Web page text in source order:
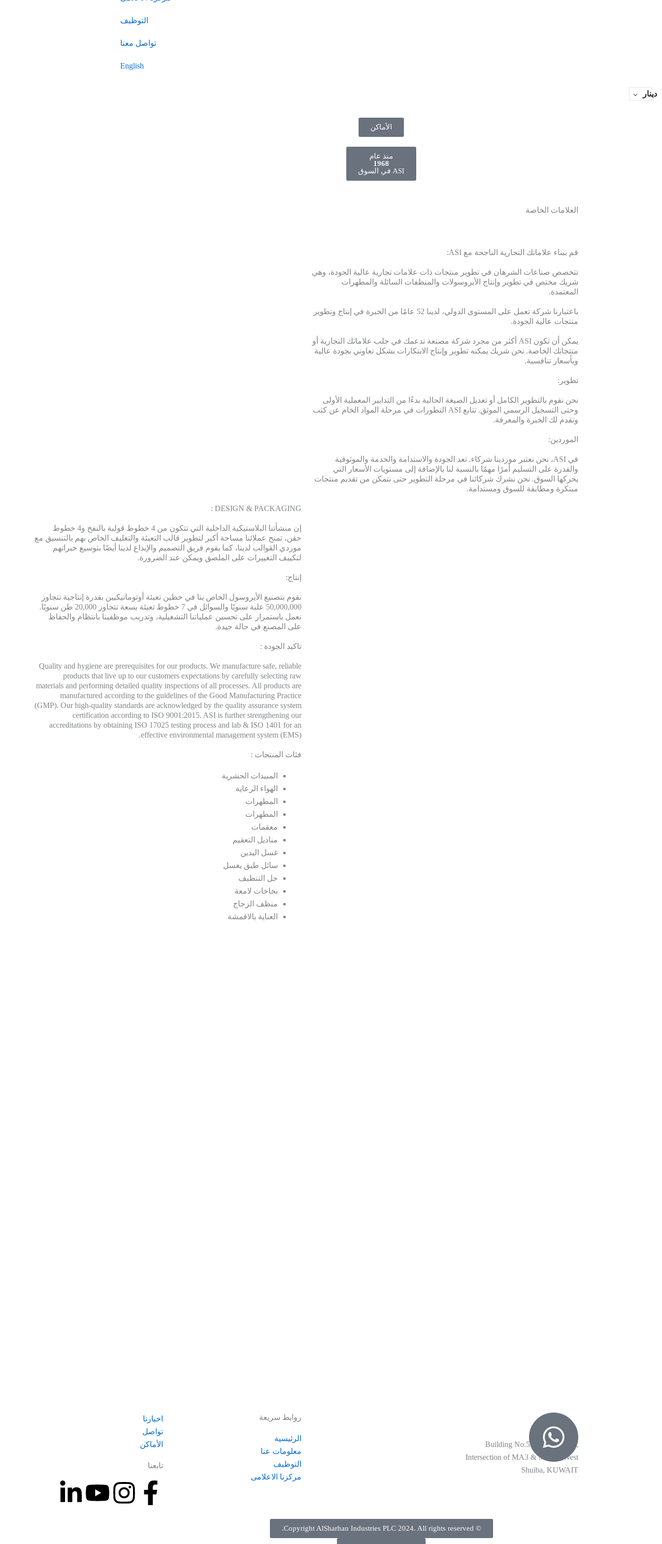
التوظيف
تواصل معنا
English
دينار
الأماكن
منذ عام
1968
ASI في السوق
العلامات الخاصة
قم ببناء علاماتك التجارية الناجحة مع ASI:
تتخصص صناعات الشرهان في تطوير منتجات ذات علامات تجارية عالية الجودة، وهي
شريك مختص في تطوير وإنتاج الأيروسولات والمنظفات السائلة والمطهرات
المعتمدة.
باعتبارنا شركة تعمل على المستوى الدولي، لدينا 52 عامًا من الخبرة في إنتاج وتطوير
منتجات عالية الجودة.
يمكن أن تكون ASI أكثر من مجرد شركة مصنعة تدعمك في جلب علاماتك التجارية أو
منتجاتك الخاصة. نحن شريك يمكنه تطوير وإنتاج الابتكارات بشكل تعاوني بجودة عالية
وبأسعار تنافسية.
تطوير:
نحن نقوم بالتطوير الكامل أو تعديل الصيغة الحالية بدءًا من التدابير المعملية الأولى
وحتى التسجيل الرسمي الموثق. تتابع ASI التطورات في مرحلة المواد الخام عن كثب
وتقدم لك الخبرة والمعرفة.
الموردين:
في ASI، نحن نعتبر موردينا شركاء. تعد الجودة والاستدامة والخدمة والموثوقية
والقدرة على التسليم أمرًا مهمًا بالنسبة لنا بالإضافة إلى مستويات الأسعار التي
يحركها السوق. نحن نشرك شركائنا في مرحلة التطوير حتى نتمكن من تقديم منتجات
مبتكرة ومطابقة للسوق ومستدامة.
DESIGN & PACKAGING :
إن منشأتنا البلاستيكية الداخلية التي تتكون من 4 خطوط قولبة بالنفخ و4 خطوط
حقن، تمنح عملائنا مساحة أكبر لتطوير قالب التعبئة والتغليف الخاص بهم بالتنسيق مع
موردي القوالب لدينا، كما يقوم فريق التصميم والإبداع لدينا أيضًا بتوسيع خبراتهم
لتكييف التغييرات على الملصق ويمكن عند الضرورة.
إنتاج:
نقوم بتصنيع الأيروسول الخاص بنا في خطين تعبئة أوتوماتيكيين بقدرة إنتاجية تتجاوز
50,000,000 علبة سنويًا والسوائل في 7 خطوط تعبئة بسعة تتجاوز 20,000 طن سنويًا.
نعمل باستمرار على تحسين عملياتنا التشغيلية، وتدريب موظفينا بانتظام والحفاظ
على المصنع في حالة جيدة.
تاكيد الجودة :
Quality and hygiene are prerequisites for our products. We manufacture safe, reliable
products that live up to our customers expectations by carefully selecting raw
materials and performing detailed quality inspections of all processes. All products are
manufactured according to the guidelines of the Good Manufacturing Practice
(GMP). Our high-quality standards are acknowledged by the quality assurance system
certification according to ISO 9001:2015. ASI is further strengthening our
accreditations by obtaining ISO 17025 testing process and lab & ISO 1401 for an
effective environmental management system (EMS).
فئات المنتجات :
المبيدات الحشرية
الهواء الرعاية
المطهرات
المطهرات
معقمات
مناديل التعقيم
غسل اليدين
سائل طبق يغسل
جل التنظيف
بخاخات لامعة
منظف الزجاج
العناية بالاقمشة
العنوان
Building No.59, Block, No.1,
Intersection of MA3 & MA10, West
Shuiba, KUWAIT
روابط سريعة
الرئيسية
معلومات عنا
التوظيف
مركزنا الاعلامى
اخبارنا
تواصل
الأماكن
تابعنا
F
I
ي
ي
© Copyright AlSharhan Industries PLC 2024. All rights reserved.